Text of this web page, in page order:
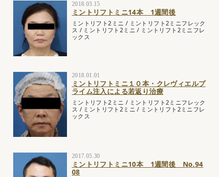
2018.03.15
ミントリフトミニ14本 1週間後
ミントリフト2ミニ / ミントリフト2ミニフレック
ス / ミントリフト2ミニ / ミントリフト2ミニフレ
ックス
2018.01.01
ミントリフトミニ１０本・クレヴィエルプ
ライム注入による若返り治療
ミントリフト2ミニ / ミントリフト2ミニフレック
ス / ミントリフト2ミニ / ミントリフト2ミニフレ
ックス
2017.05.30
ミントリフトミニ10本 1週間後 No.94
08